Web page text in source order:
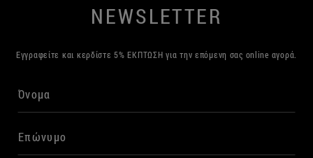
NEWSLETTER
Εγγραφείτε και κερδίστε 5% ΕΚΠΤΩΣΗ για την επόμενη σας online αγορά.